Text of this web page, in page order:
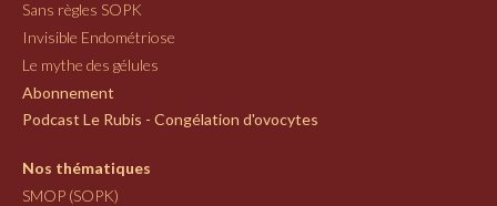
Sans règles SOPK
Invisible Endométriose
Le mythe des gélules
Abonnement
Podcast Le Rubis - Congélation d'ovocytes
Nos thématiques
SMOP (SOPK)